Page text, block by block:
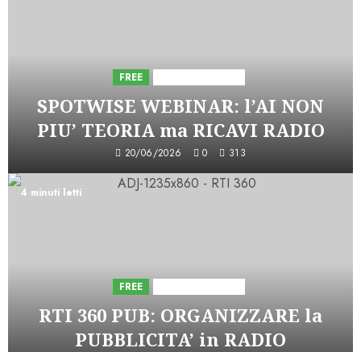
FREE
SPOTWISE WEBINAR: l’AI NON
PIU’ TEORIA ma RICAVI RADIO
20/06/2026 0 313
4 minuti letti
FREE
RTI 360 PUB: ORGANIZZARE la
PUBBLICITA’ in RADIO